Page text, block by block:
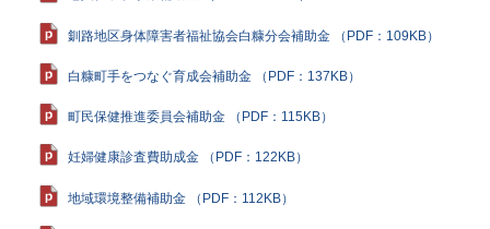
釧路地区身体障害者福祉協会白糠分会補助金 （PDF：109KB）
白糠町手をつなぐ育成会補助金 （PDF：137KB）
町民保健推進委員会補助金 （PDF：115KB）
妊婦健康診査費助成金 （PDF：122KB）
地域環境整備補助金 （PDF：112KB）